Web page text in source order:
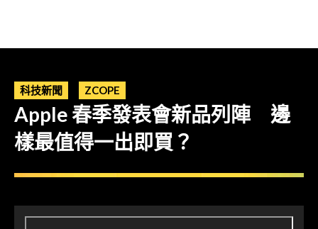
科技新聞 ZCOPE
Apple 春季發表會新品列陣 邊
樣最值得一出即買？